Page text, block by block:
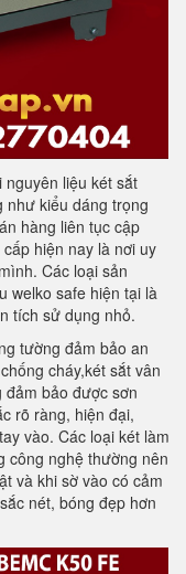
nguyên liệu két sắt
như kiểu dáng trọng
hàng liên tục cập
hiện nay là nơi uy
Các loại sản
welko safe hiện tại là
tích sử dụng nhỏ.
tường đảm bảo an
cháy,két sắt vân
bảo được sơn
rõ ràng, hiện đại,
vào. Các loại két làm
công nghệ thường nên
và khi sờ vào có cảm
nét, bóng đẹp hơn